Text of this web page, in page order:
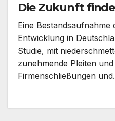
Die Zukunft
Eine
Entwicklung in
Studie, mit
zunehmende Pleiten
Firmenschließungen